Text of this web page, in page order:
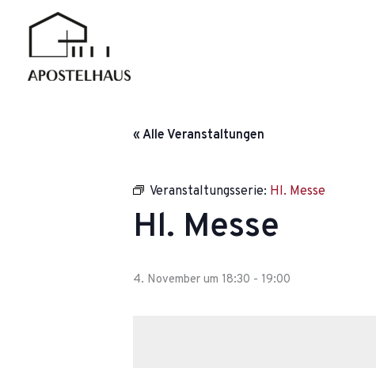
Inhalt
springen
« Alle Veranstaltungen
Veranstaltungsserie: Hl. Messe
Hl. Messe
4. November um 18:30 - 19:00